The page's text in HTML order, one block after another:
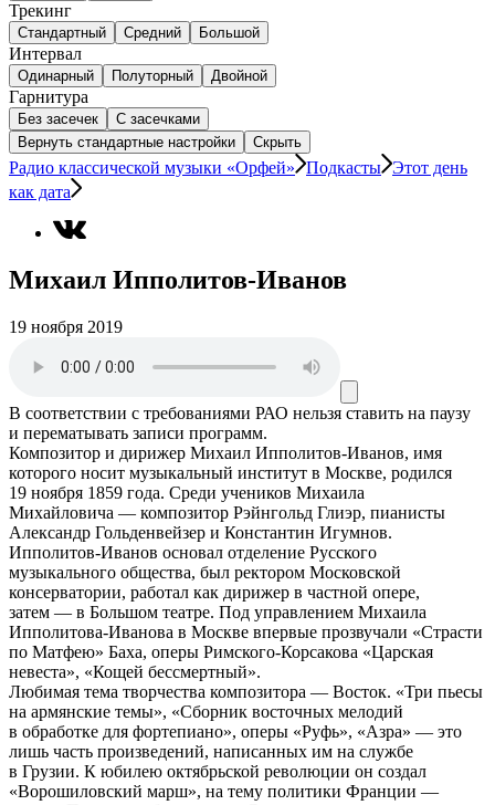
Трекинг
Стандартный Средний Большой
Интервал
Одинарный Полуторный Двойной
Гарнитура
Без засечек
С засечками
Вернуть стандартные настройки
Скрыть
Радио классической музыки «Орфей» Подкасты Этот день
как дата
Михаил Ипполитов-Иванов
19 ноября 2019
В соответствии с требованиями РАО нельзя ставить на паузу
и перематывать записи программ.
Композитор и дирижер Михаил Ипполитов-Иванов, имя
которого носит музыкальный институт в Москве, родился
19 ноября 1859 года. Среди учеников Михаила
Михайловича — композитор Рэйнгольд Глиэр, пианисты
Александр Гольденвейзер и Константин Игумнов.
Ипполитов-Иванов основал отделение Русского
музыкального общества, был ректором Московской
консерватории, работал как дирижер в частной опере,
затем — в Большом театре. Под управлением Михаила
Ипполитова-Иванова в Москве впервые прозвучали «Страсти
по Матфею» Баха, оперы Римского-Корсакова «Царская
невеста», «Кощей бессмертный».
Любимая тема творчества композитора — Восток. «Три пьесы
на армянские темы», «Сборник восточных мелодий
в обработке для фортепиано», оперы «Руфь», «Азра» — это
лишь часть произведений, написанных им на службе
в Грузии. К юбилею октябрьской революции он создал
«Ворошиловский марш», на тему политики Франции —